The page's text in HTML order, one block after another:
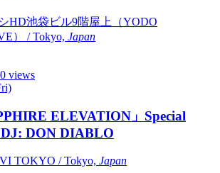
HD池袋ビル9階屋上（YODO
） / Tokyo, Japan
views
ELEVATION」Special
DJ: DON DIABLO
TOKYO / Tokyo, Japan